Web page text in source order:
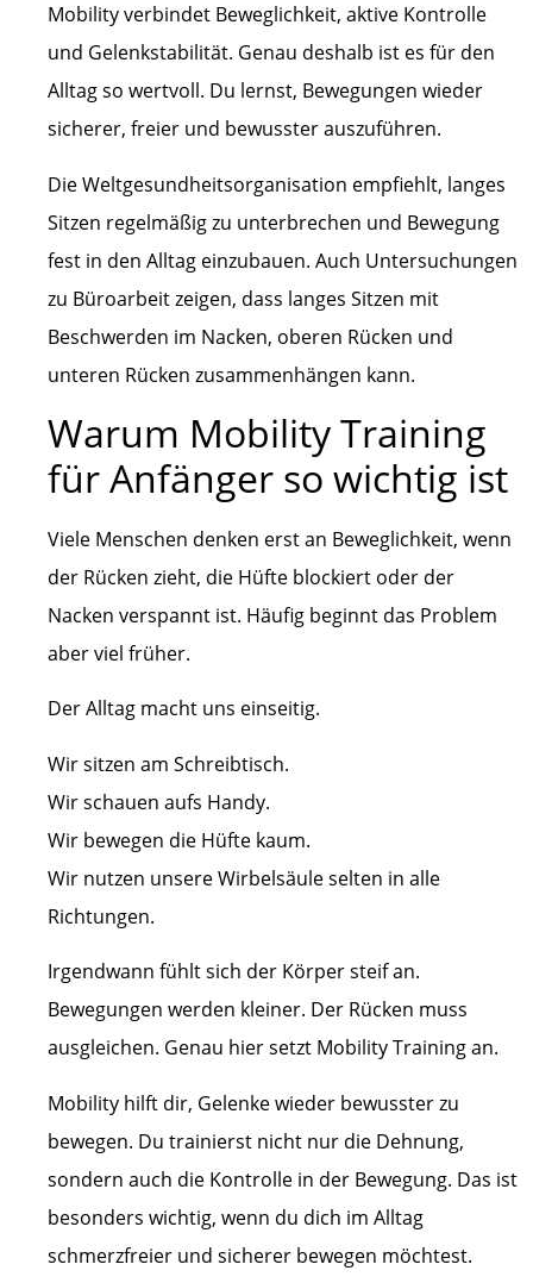
Mobility verbindet Beweglichkeit, aktive Kontrolle
und Gelenkstabilität. Genau deshalb ist es für den
Alltag so wertvoll. Du lernst, Bewegungen wieder
sicherer, freier und bewusster auszuführen.
Die Weltgesundheitsorganisation empfiehlt, langes
Sitzen regelmäßig zu unterbrechen und Bewegung
fest in den Alltag einzubauen. Auch Untersuchungen
zu Büroarbeit zeigen, dass langes Sitzen mit
Beschwerden im Nacken, oberen Rücken und
unteren Rücken zusammenhängen kann.
Warum Mobility Training
für Anfänger so wichtig ist
Viele Menschen denken erst an Beweglichkeit, wenn
der Rücken zieht, die Hüfte blockiert oder der
Nacken verspannt ist. Häufig beginnt das Problem
aber viel früher.
Der Alltag macht uns einseitig.
Wir sitzen am Schreibtisch.
Wir schauen aufs Handy.
Wir bewegen die Hüfte kaum.
Wir nutzen unsere Wirbelsäule selten in alle
Richtungen.
Irgendwann fühlt sich der Körper steif an.
Bewegungen werden kleiner. Der Rücken muss
ausgleichen. Genau hier setzt Mobility Training an.
Mobility hilft dir, Gelenke wieder bewusster zu
bewegen. Du trainierst nicht nur die Dehnung,
sondern auch die Kontrolle in der Bewegung. Das ist
besonders wichtig, wenn du dich im Alltag
schmerzfreier und sicherer bewegen möchtest.